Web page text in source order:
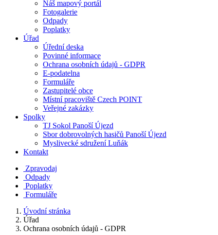
Náš mapový portál
Fotogalerie
Odpady
Poplatky
Úřad
Úřední deska
Povinné informace
Ochrana osobních údajů - GDPR
E-podatelna
Formuláře
Zastupitelé obce
Místní pracoviště Czech POINT
Veřejné zakázky
Spolky
TJ Sokol Panoší Újezd
Sbor dobrovolných hasičů Panoší Újezd
Myslivecké sdružení Luňák
Kontakt
Zpravodaj
Odpady
Poplatky
Formuláře
Úvodní stránka
Úřad
Ochrana osobních údajů - GDPR